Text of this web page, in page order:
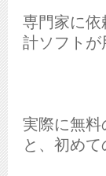
専門家に
計ソフト
実際に無
と、初め